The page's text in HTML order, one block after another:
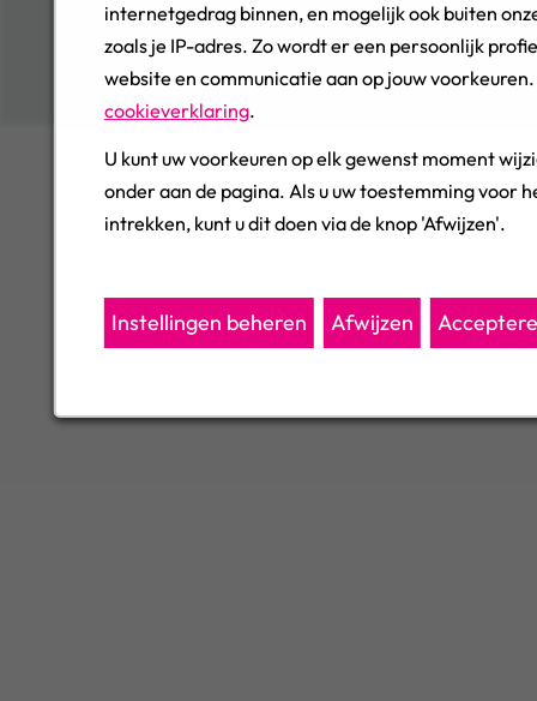
internetgedrag binnen, en mogelijk ook buiten
zoals je IP-adres. Zo wordt er een persoonlijk
website en communicatie aan op jouw
cookieverklaring.
U kunt uw voorkeuren op elk gewenst moment
onder aan de pagina. Als u uw toestemming voor
intrekken, kunt u dit doen via de knop 'Afwijzen'.
Afwijzen
Instellingen beheren
Privacy
Cookies